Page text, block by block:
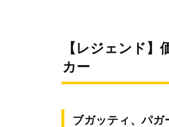
【レジェンド
カー
ブガッティ、パガ